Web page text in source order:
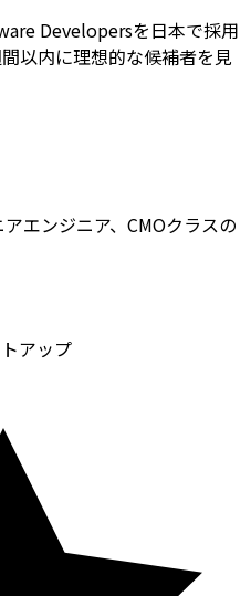
Developersを日本で採用
以内に理想的な候補者を見
エンジニア、CMOクラスの
アップ